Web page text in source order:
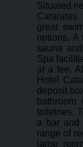
Situated
great
options. A
sauna
Spa
at a fee.
Hotel
deposit
toiletries.
a bar and
range of
large